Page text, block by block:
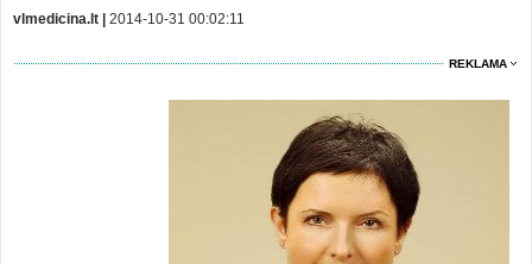
vlmedicina.lt | 2014-10-31 00:02:11
REKLAMA